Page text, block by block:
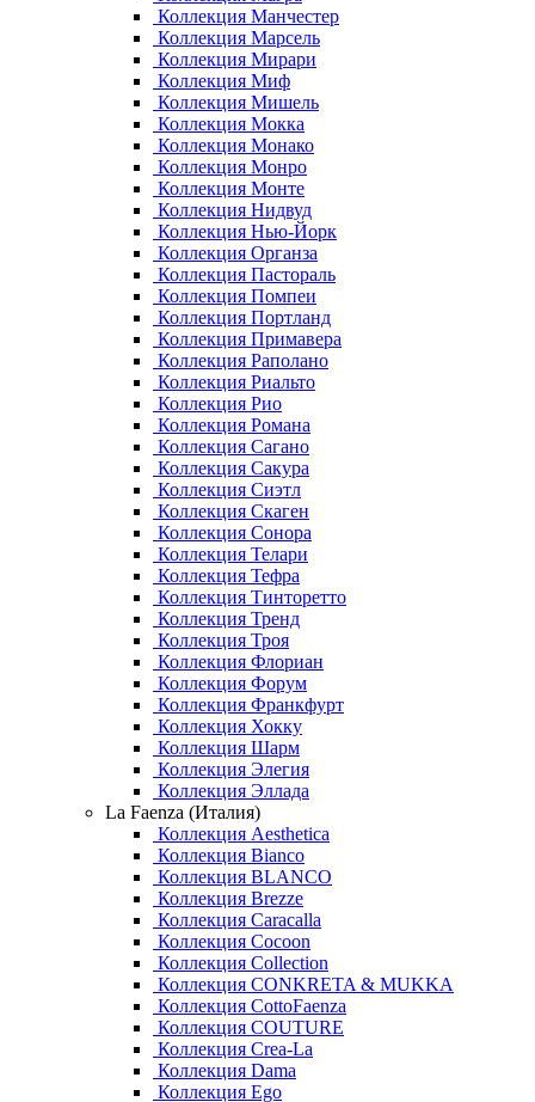
Коллекция Манчестер
Коллекция Марсель
Коллекция Мирари
Коллекция Миф
Коллекция Мишель
Коллекция Мокка
Коллекция Монако
Коллекция Монро
Коллекция Монте
Коллекция Нидвуд
Коллекция Нью-Йорк
Коллекция Органза
Коллекция Пастораль
Коллекция Помпеи
Коллекция Портланд
Коллекция Примавера
Коллекция Раполано
Коллекция Риальто
Коллекция Рио
Коллекция Романа
Коллекция Сагано
Коллекция Сакура
Коллекция Сиэтл
Коллекция Скаген
Коллекция Сонора
Коллекция Телари
Коллекция Тефра
Коллекция Тинторетто
Коллекция Тренд
Коллекция Троя
Коллекция Флориан
Коллекция Форум
Коллекция Франкфурт
Коллекция Хокку
Коллекция Шарм
Коллекция Элегия
Коллекция Эллада
La Faenza (Италия)
Коллекция Aesthetica
Коллекция Bianco
Коллекция BLANCO
Коллекция Brezze
Коллекция Caracalla
Коллекция Cocoon
Коллекция Collection
Коллекция CONKRETA & MUKKA
Коллекция CottoFaenza
Коллекция COUTURE
Коллекция Crea-La
Коллекция Dama
Коллекция Ego